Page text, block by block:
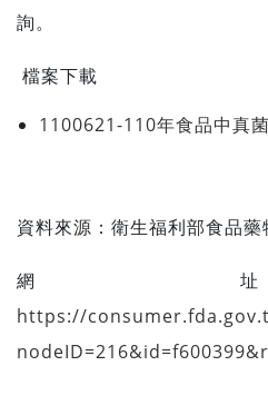
詢。
檔案下載
1100621-110年食品中真
資料來源： 衛生福利部食品藥
網
https://